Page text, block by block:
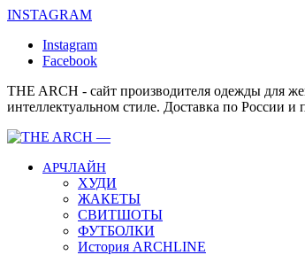
INSTAGRAM
Instagram
Facebook
THE ARCH - сайт производителя одежды для
интеллектуальном стиле. Доставка по России и
АРЧЛАЙН
ХУДИ
ЖАКЕТЫ
СВИТШОТЫ
ФУТБОЛКИ
История ARCHLINE